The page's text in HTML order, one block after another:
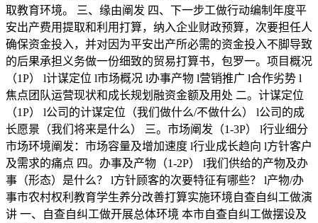
取教育环境。 三、缘由阐发 四、下一步工做行动编制年度平
安出产费用提取和利用打算，纳入企业财政预算，次要担任人
确保资金投入，并对因为平安出产所必需的资金投入不脚导致
的后果承担义务做一份细致的贸易打算书，包罗一。项目概况
（1P） l计谋定位 l市场概况 l办事产物 l营销推广 l合作劣势 l
焦点团队运营现状和成长规划融资金额及用处 二。计谋定位
（1P） l公司的计谋定位（我们做什么/不做什么） l公司的成
长愿景（我们将来是什么） 三。市场阐发（1-3P） l行业细分
市场环境阐发：市场容量及增加速度 l行业成长趋向 l方针客户
及需求的痛点 四。办事及产物（1-2P） l我们供给的产物及办
事（形态）是什么？ l方针顾客的次要特征有哪些？ l产物/办
事市农村权利教育学生养分改善打算实施环境自查自纠工做演
讲 一、自查自纠工做开展总体环境 本市自查自纠工做摆设及